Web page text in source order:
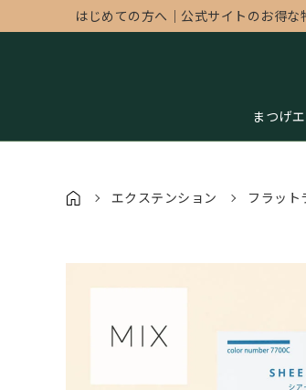
はじめての方へ 公式サイトのお得な
まつげ
エクステンション フラット